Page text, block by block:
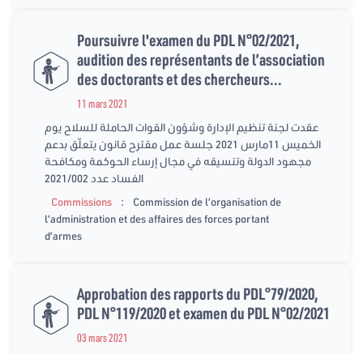
Poursuivre l'examen du PDL N°02/2021,
audition des représentants de l’association
des doctorants et des chercheurs...
11 mars 2021
عقدت لجنة تنظيم الإدارة وشؤون القوات الحاملة للسلاح يوم
الخميس 11مارس 2021 جلسة عمل مقترح قانون يتعلّق بدعم
مجهود الدولة وتنسيقه في مجال إرساء الحوكمة ومكافحة
الفساد عدد 2021/002
Commissions
:
Commission de l’organisation de
l’administration et des affaires des forces portant
d’armes
Approbation des rapports du PDL°79/2020,
PDL N°119/2020 et examen du PDL N°02/2021
03 mars 2021